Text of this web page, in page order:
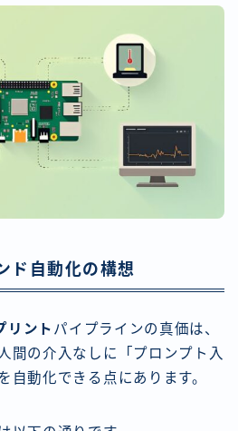
ド自動化の構想
リント パイプラインの真価は、
間の介入なしに「プロンプト入
自動化できる点にあります。